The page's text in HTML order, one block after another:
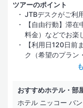
ツアーのポイント
JTBデスクがご利
【自由行動】滞
料金）などでお楽
【利用日120日前
ク（希望のプラン
おすすめホテル・部
ホテル ニッコー バ